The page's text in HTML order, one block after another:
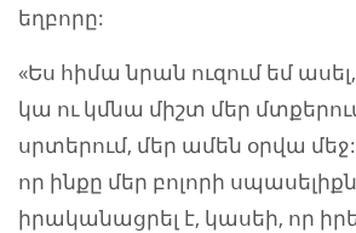
եղբորը:
«Ես հիմա նրան ուզում եմ ասել,
կա ու կմնա միշտ մեր
սրտերում, մեր ամեն օրվա մեջ:
որ ինքը մեր բոլորի
իրականացրել է, կասեի, որ